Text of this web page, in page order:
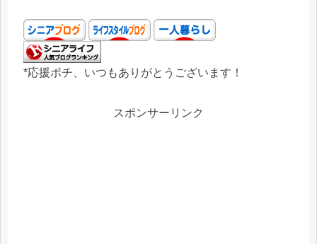
*応援ポチ、いつもありがとうございます！
スポンサーリンク